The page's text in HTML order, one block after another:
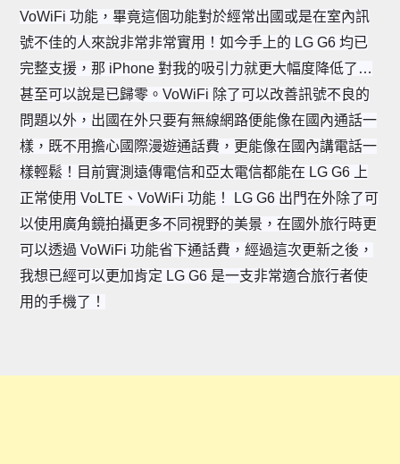
VoWiFi 功能，畢竟這個功能對於經常出國或是在室內訊
號不佳的人來說非常非常實用！如今手上的 LG G6 均已
完整支援，那 iPhone 對我的吸引力就更大幅度降低了…
甚至可以說是已歸零。 VoWiFi 除了可以改善訊號不良的
問題以外，出國在外只要有無線網路便能像在國內通話一
樣，既不用擔心國際漫遊通話費，更能像在國內講電話一
樣輕鬆！目前實測遠傳電信和亞太電信都能在 LG G6 上
正常使用 VoLTE、VoWiFi 功能！ LG G6 出門在外除了可
以使用廣角鏡拍攝更多不同視野的美景，在國外旅行時更
可以透過 VoWiFi 功能省下通話費， 經過這次更新之後，
我想已經可以更加肯定 LG G6 是一支非常適合旅行者使
用的手機了！